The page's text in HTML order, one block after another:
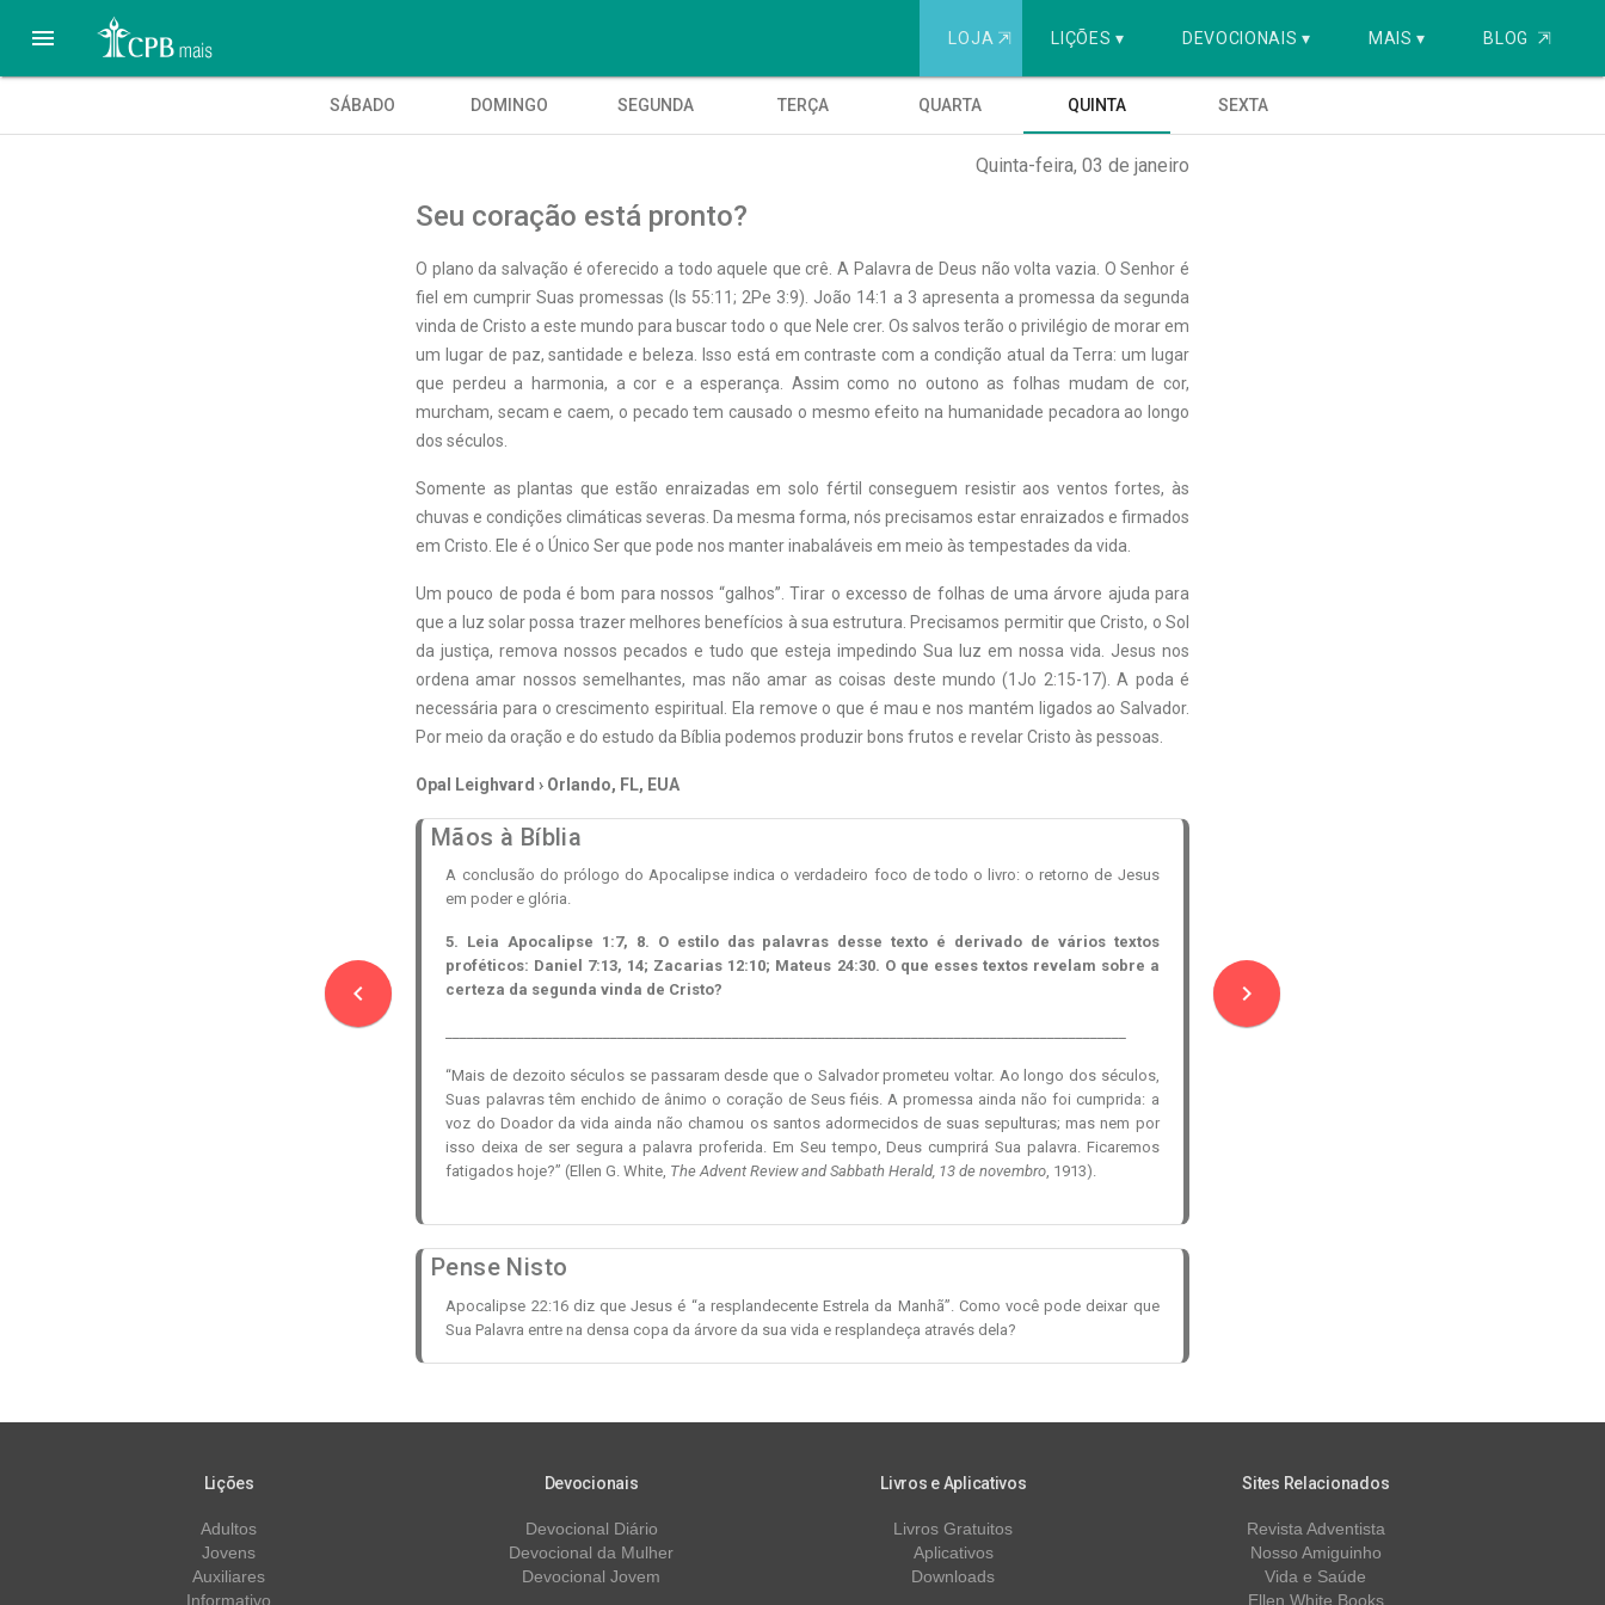
 LOJA ⇱ LIÇÕES ▾ DEVOCIONAIS ▾ MAIS ▾ BLOG ⇱
navigate_before
SÁBADO DOMINGO SEGUNDA TERÇA QUARTA QUINTA SEXTA
Quinta-feira, 03 de janeiro
Seu coração está pronto?
O plano da salvação é oferecido a todo aquele que crê. A Palavra de Deus não volta vazia. O Senhor é
fiel em cumprir Suas promessas (Is 55:11; 2Pe 3:9). João 14:1 a 3 apresenta a promessa da segunda
vinda de Cristo a este mundo para buscar todo o que Nele crer. Os salvos terão o privilégio de morar em
um lugar de paz, santidade e beleza. Isso está em contraste com a condição atual da Terra: um lugar
que perdeu a harmonia, a cor e a esperança. Assim como no outono as folhas mudam de cor,
murcham, secam e caem, o pecado tem causado o mesmo efeito na humanidade pecadora ao longo
dos séculos.
Somente as plantas que estão enraizadas em solo fértil conseguem resistir aos ventos fortes, às
chuvas e condições climáticas severas. Da mesma forma, nós precisamos estar enraizados e firmados
em Cristo. Ele é o Único Ser que pode nos manter inabaláveis em meio às tempestades da vida.
Um pouco de poda é bom para nossos “galhos”. Tirar o excesso de folhas de uma árvore ajuda para
que a luz solar possa trazer melhores benefícios à sua estrutura. Precisamos permitir que Cristo, o Sol
da justiça, remova nossos pecados e tudo que esteja impedindo Sua luz em nossa vida. Jesus nos
ordena amar nossos semelhantes, mas não amar as coisas deste mundo (1Jo 2:15-17). A poda é
necessária para o crescimento espiritual. Ela remove o que é mau e nos mantém ligados ao Salvador.
Por meio da oração e do estudo da Bíblia podemos produzir bons frutos e revelar Cristo às pessoas.
Opal Leighvard › Orlando, FL, EUA
Mãos à Bíblia
A conclusão do prólogo do Apocalipse indica o verdadeiro foco de todo o livro: o retorno de Jesus
em poder e glória.
5. Leia Apocalipse 1:7, 8. O estilo das palavras desse texto é derivado de vários textos
proféticos: Daniel 7:13, 14; Zacarias 12:10; Mateus 24:30. O que esses textos revelam sobre a
certeza da segunda vinda de Cristo?
“Mais de dezoito séculos se passaram desde que o Salvador prometeu voltar. Ao longo dos séculos,
Suas palavras têm enchido de ânimo o coração de Seus fiéis. A promessa ainda não foi cumprida: a
voz do Doador da vida ainda não chamou os santos adormecidos de suas sepulturas; mas nem por
isso deixa de ser segura a palavra proferida. Em Seu tempo, Deus cumprirá Sua palavra. Ficaremos
fatigados hoje?” (Ellen G. White, The Advent Review and Sabbath Herald, 13 de novembro, 1913).
Pense Nisto
Apocalipse 22:16 diz que Jesus é “a resplandecente Estrela da Manhã”. Como você pode deixar que
Sua Palavra entre na densa copa da árvore da sua vida e resplandeça através dela?
navigate_next
Lições
Adultos
Jovens
Auxiliares
Informativo
Devocionais
Devocional Diário
Devocional da Mulher
Devocional Jovem
Livros e Aplicativos
Livros Gratuitos
Aplicativos
Downloads
Sites Relacionados
Revista Adventista
Nosso Amiguinho
Vida e Saúde
Ellen White Books